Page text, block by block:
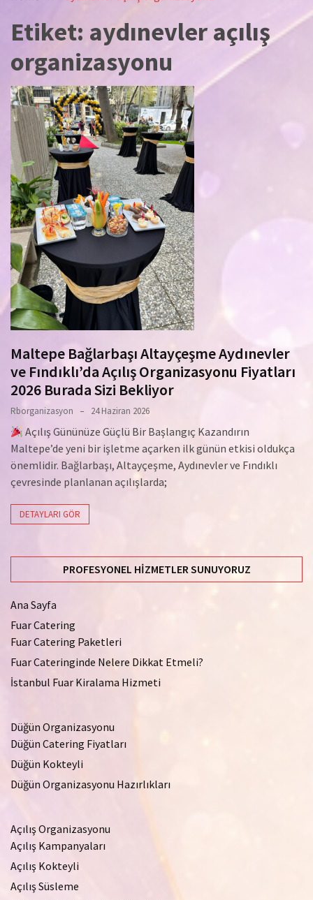
Etiket: aydınevler açılış
organizasyonu
Maltepe Bağlarbaşı Altayçeşme Aydınevler
ve Fındıklı’da Açılış Organizasyonu Fiyatları
2026 Burada Sizi Bekliyor
Rborganizasyon 24 Haziran 2026
Açılış Gününüze Güçlü Bir Başlangıç Kazandırın
Maltepe’de yeni bir işletme açarken ilk günün etkisi oldukça
önemlidir. Bağlarbaşı, Altayçeşme, Aydınevler ve Fındıklı
çevresinde planlanan açılışlarda;
DETAYLARI GÖR
PROFESYONEL HIZMETLER SUNUYORUZ
Ana Sayfa
Fuar Catering
Fuar Catering Paketleri
Fuar Cateringinde Nelere Dikkat Etmeli?
İstanbul Fuar Kiralama Hizmeti
Düğün Organizasyonu
Düğün Catering Fiyatları
Düğün Kokteyli
Düğün Organizasyonu Hazırlıkları
Açılış Organizasyonu
Açılış Kampanyaları
Açılış Kokteyli
Açılış Süsleme